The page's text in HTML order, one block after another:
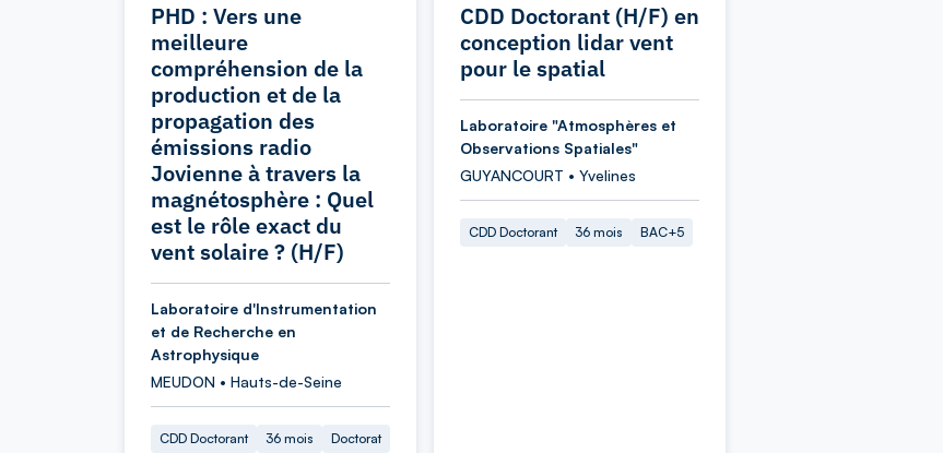
PHD : Vers une
meilleure
compréhension de la
production et de la
propagation des
émissions radio
Jovienne à travers la
magnétosphère : Quel
est le rôle exact du
vent solaire ? (H/F)
Laboratoire d'Instrumentation
et de Recherche en
Astrophysique
MEUDON • Hauts-de-Seine
CDD Doctorant 36 mois Doctorat
CDD Doctorant (H/F) en
conception lidar vent
pour le spatial
Laboratoire "Atmosphères et
Observations Spatiales"
GUYANCOURT • Yvelines
CDD Doctorant 36 mois BAC+5